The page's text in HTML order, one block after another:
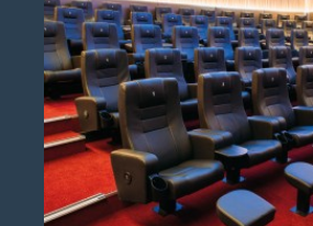
#ZeitfürKino.
Events im Kino